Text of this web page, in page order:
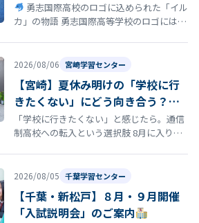
勇志国際高校のロゴに込められた「イル
カ」の物語 勇志国際高等学校のロゴには、
2026/08/06 宮崎学習センター
【宮崎】夏休み明けの「学校に行
きたくない」にどう向き合う？通
信制高校という選択肢
「学校に行きたくない」と感じたら。通信
制高校への転入という選択肢 8月に入り、
2026/08/05 千葉学習センター
【千葉・新松戸】８月・９月開催
「入試説明会」のご案内